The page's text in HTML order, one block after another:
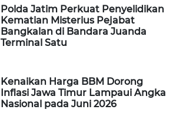
Polda Jatim Perkuat Penyelidikan
Kematian Misterius Pejabat
Bangkalan di Bandara Juanda
Terminal Satu
Kenaikan Harga BBM Dorong
Inflasi Jawa Timur Lampaui Angka
Nasional pada Juni 2026